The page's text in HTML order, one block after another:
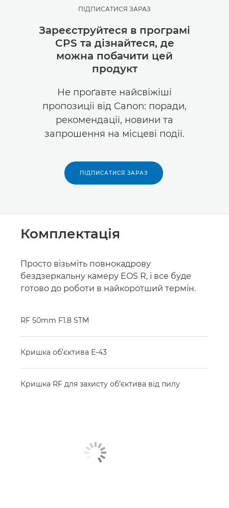
ПІДПИСАТИСЯ ЗАРАЗ
Зареєструйтеся в програмі
CPS та дізнайтеся, де
можна побачити цей
продукт
Не проґавте найсвіжіші
пропозиції від Canon: поради,
рекомендації, новини та
запрошення на місцеві події.
ПІДПИСАТИСЯ ЗАРАЗ
Комплектація
Просто візьміть повнокадрову
бездзеркальну камеру EOS R, і все буде
готово до роботи в найкоротший термін.
RF 50mm F1.8 STM
Кришка об’єктива E-43
Кришка RF для захисту об’єктива від пилу